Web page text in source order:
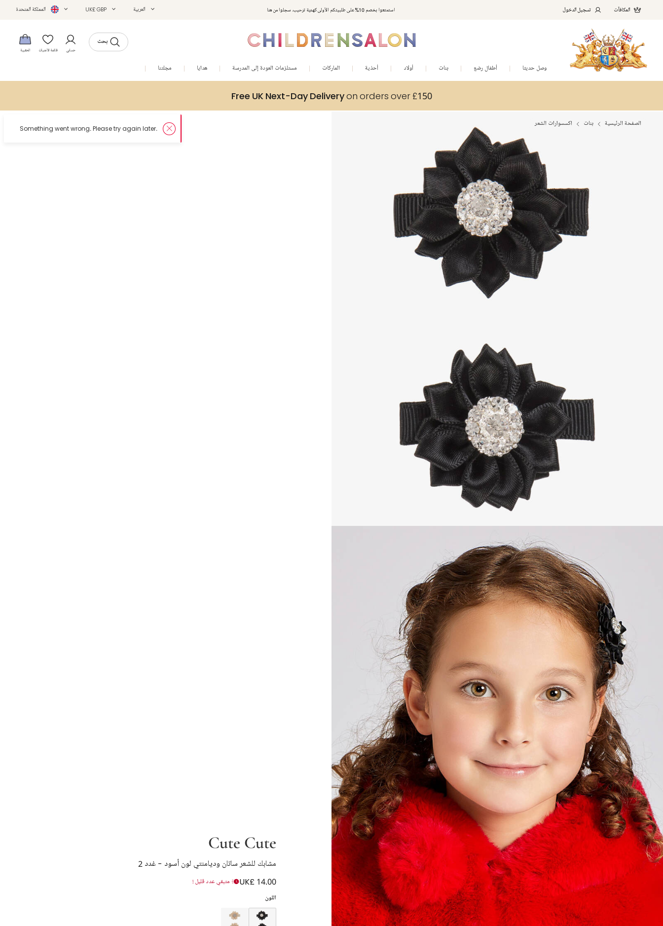
استمتعوا بخصم 10% على طلبيتكم الأولى كهدية ترحيب. سجلوا من هنا المكافآت تسجيل الدخول العربية UK£ GBP المملكة المتحدة
بحث
حسابي قائمة الأمنيات الحقيبة
وصل حديثا أطفال رضع بنات أولاد أحذية الماركات مستلزمات العودة إلى المدرسة هدايا مجلتنا
Free UK Next-Day Deliveryon orders over £150
الصفحة الرئيسية بنات اكسسوارات الشعر
Cute Cute
مشابك للشعر ساتان وديامنتي لون أسود - غدد 2
UK£ 14.00
متبقي عدد قليل !
اللون